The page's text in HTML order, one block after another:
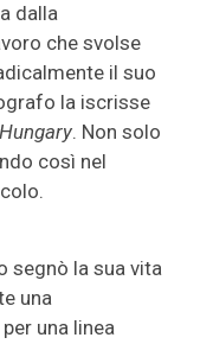
dalla
che svolse
il suo
la iscrisse
. Non solo
così nel
segnò la sua vita
una
una linea